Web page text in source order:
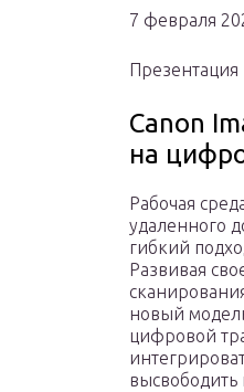
7 февраля
Презентация
Canon
на
Рабочая
удаленного
гибкий
Развивая
новый
цифровой